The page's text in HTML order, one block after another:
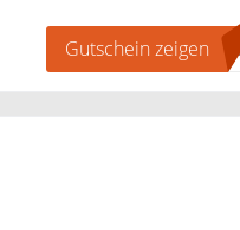
Gutschein zeigen